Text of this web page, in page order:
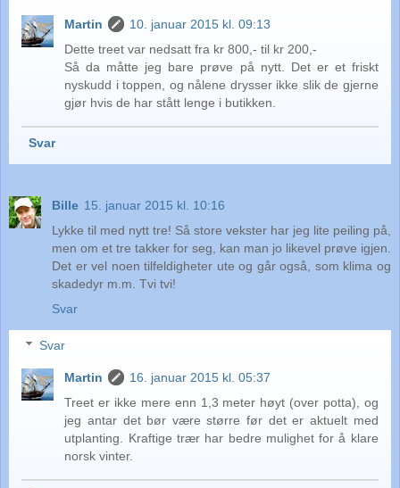
Martin
10. januar 2015 kl. 09:13
Dette treet var nedsatt fra kr 800,- til kr 200,-
Så da måtte jeg bare prøve på nytt. Det er et friskt
nyskudd i toppen, og nålene drysser ikke slik de gjerne
gjør hvis de har stått lenge i butikken.
Svar
Bille 15. januar 2015 kl. 10:16
Lykke til med nytt tre! Så store vekster har jeg lite peiling på,
men om et tre takker for seg, kan man jo likevel prøve igjen.
Det er vel noen tilfeldigheter ute og går også, som klima og
skadedyr m.m. Tvi tvi!
Svar
Svar
Martin
16. januar 2015 kl. 05:37
Treet er ikke mere enn 1,3 meter høyt (over potta), og
jeg antar det bør være større før det er aktuelt med
utplanting. Kraftige trær har bedre mulighet for å klare
norsk vinter.